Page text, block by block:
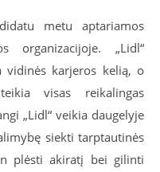
metu aptariamos
organizacijoje. „Lidl“
vidinės karjeros kelią, o
visas reikalingas
„Lidl“ veikia daugelyje
siekti tarptautinės
plėsti akiratį bei gilinti